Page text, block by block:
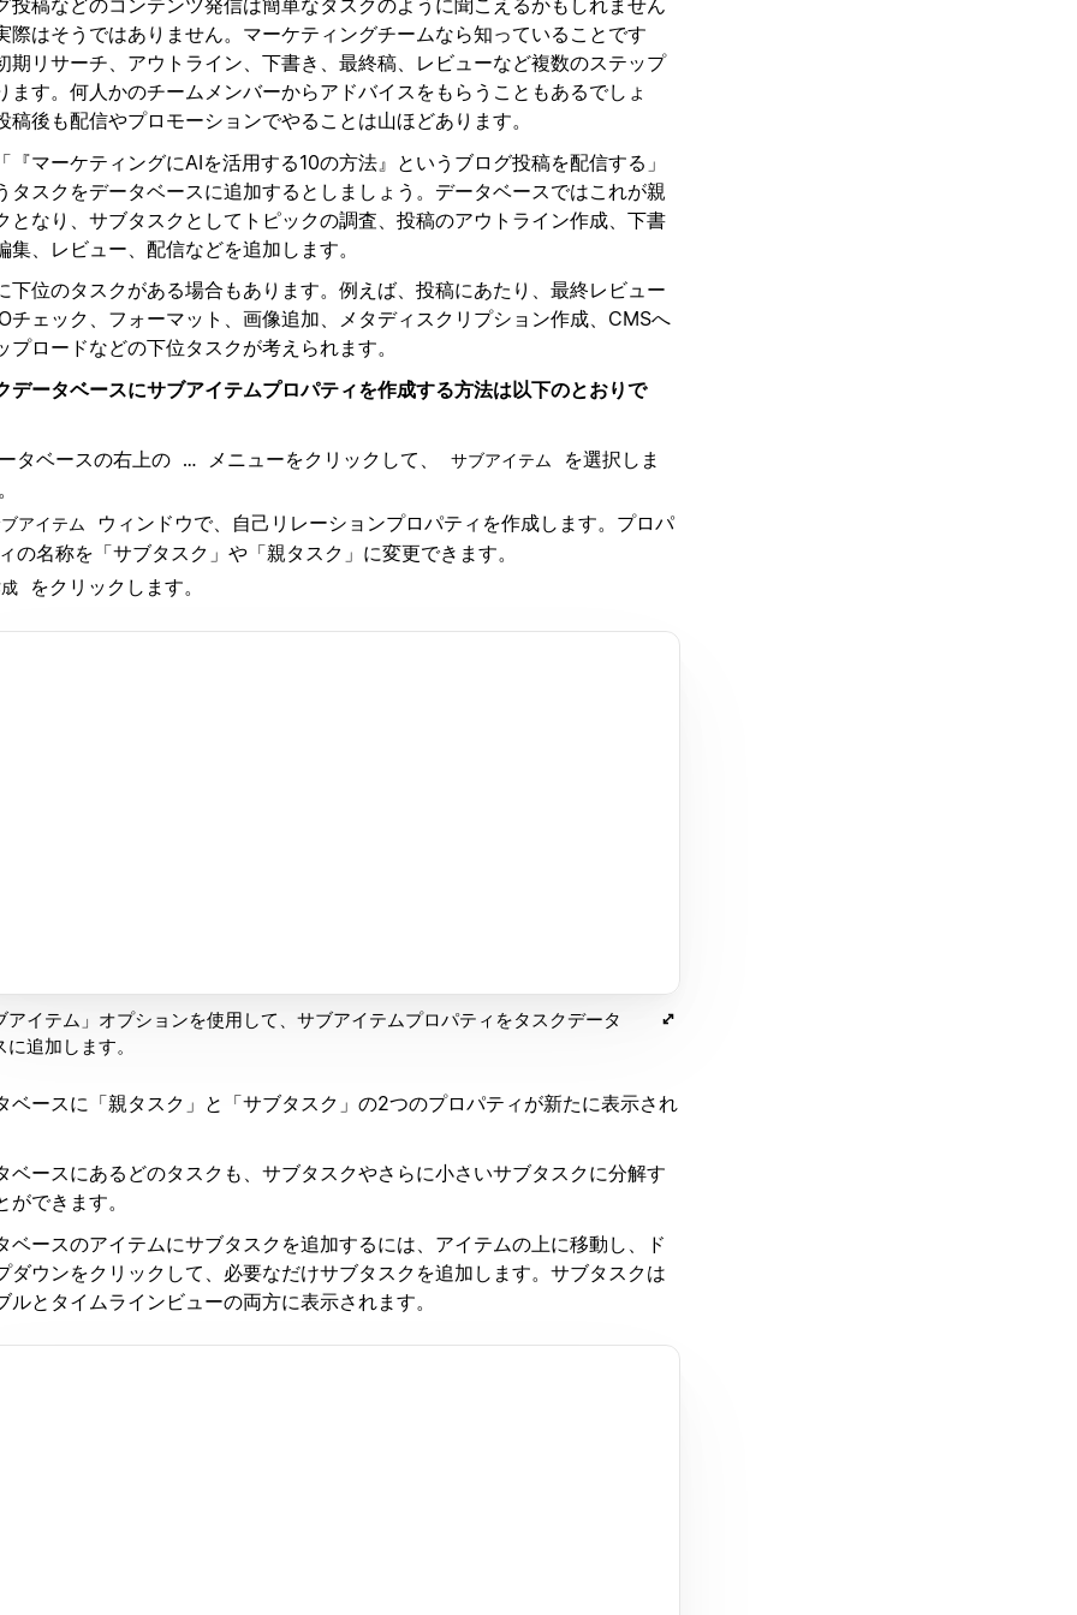
投稿などのコンテンツ発信は簡単なタスクのように聞こえるかもしれません
際はそうではありません。マーケティングチームなら知っていることです
期リサーチ、アウトライン、下書き、最終稿、レビューなど複数のステップ
ます。何人かのチームメンバーからアドバイスをもらうこともあるでしょ
稿後も配信やプロモーションでやることは山ほどあります。
『マーケティングにAIを活用する10の方法』というブログ投稿を配信する」
タスクをデータベースに追加するとしましょう。データベースではこれが親
となり、サブタスクとしてトピックの調査、投稿のアウトライン作成、下書
集、レビュー、配信などを追加します。
下位のタスクがある場合もあります。例えば、投稿にあたり、最終レビュー
チェック、フォーマット、画像追加、メタディスクリプション作成、CMSへ
プロードなどの下位タスクが考えられます。
データベースにサブアイテムプロパティを作成する方法は以下のとおりで
タベースの右上の … メニューをクリックして、 サブアイテム
を選択しま
アイテム
ウィンドウで、自己リレーションプロパティを作成します。プロパ
の名称を「サブタスク」や「親タスク」に変更できます。
をクリックします。
アイテム」オプションを使用して、サブアイテムプロパティをタスクデータ
に追加します。
ベースに「親タスク」と「サブタスク」の2つのプロパティが新たに表示され
ベースにあるどのタスクも、サブタスクやさらに小さいサブタスクに分解す
ができます。
ベースのアイテムにサブタスクを追加するには、アイテムの上に移動し、ド
ダウンをクリックして、必要なだけサブタスクを追加します。サブタスクは
ルとタイムラインビューの両方に表示されます。